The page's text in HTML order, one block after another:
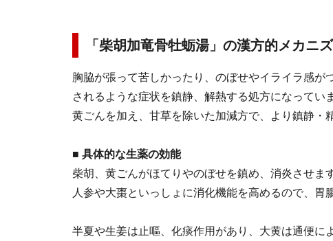
「柴胡加竜骨牡蛎湯」の漢方的メカニ
胸脇が張って苦しかったり、のぼせやイライラ感
されるような症状を鎮静、解熱する処方になってい
黄ごんを加え、甘草を除いた加減方で、より鎮静・
■ 具体的な生薬の効能
柴胡、黄ごんがほてりやのぼせを鎮め、消炎させ
人参や大棗といっしょに消化機能を高めるので、胃
半夏や生姜は止嘔、化痰作用があり、大黄は通便